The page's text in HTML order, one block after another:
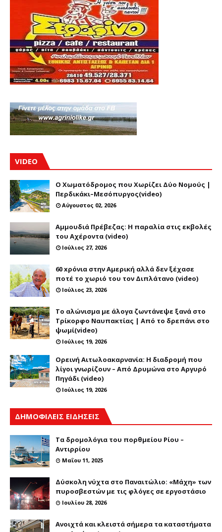
VIDEO
Ο Χωματόδρομος που Χωρίζει Δύο Νομούς |
Περδικάκι–Μεσόπυργος(video)
Αύγουστος 02, 2026
Αμμουδιά Πρέβεζας: Η παραλία στις εκβολές
του Αχέροντα (video)
Ιούλιος 27, 2026
60 xρόνια στην Αμερική αλλά δεν ξέχασε
ποτέ το χωριό του τον Διπλάτανο (video)
Ιούλιος 23, 2026
Το αλώνισμα με άλογα ζωντάνεψε ξανά στο
Τρίκορφο Ναυπακτίας | Από το δρεπάνι στο
ψωμί(video)
Ιούλιος 19, 2026
Ορεινή Αιτωλοακαρνανία: Η διαδρομή που
λίγοι γνωρίζουν – Από Δρυμώνα στο Αργυρό
Πηγάδι (video)
Ιούλιος 19, 2026
ΔΗΜΟΦΙΛΕΙΣ ΕΙΔΗΣΕΙΣ
Τα δρομολόγια του πορθμείου Ρίου –
Αντιρρίου
Μαΐου 11, 2025
Δύσκολη νύχτα στο Παναιτώλιο: «Μάχη» των
πυροσβεστών με τις φλόγες σε εργοστάσιο
Ιουλίου 28, 2026
Ανοιχτά και κλειστά σήμερα τα καταστήματα